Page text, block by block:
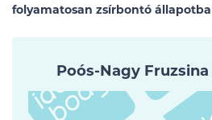
folyamatosan zsírbontó
Poós-Nagy Fruzsina